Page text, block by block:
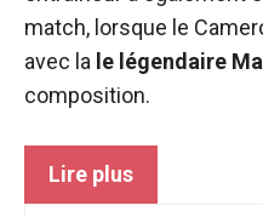
match, lorsque le
avec la le légendaire
composition.
Lire plus
ces cookies,
certaines
fonctionnalités
disparaîtront
du site web.
Marketing